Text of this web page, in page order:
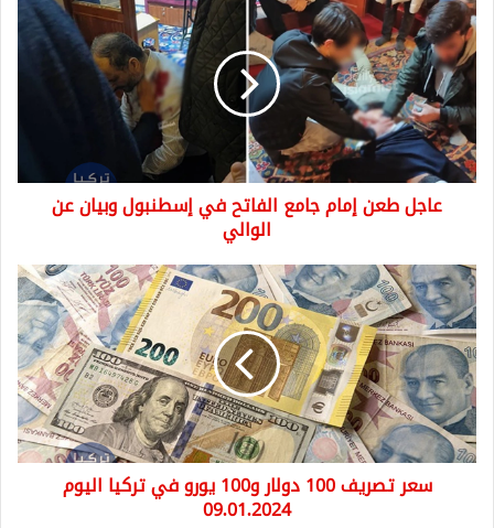
طعن
إمام
جامع
الفاتح
في
إسطنبول
وبيان
عن
الواليعاجل طعن إمام جامع الفاتح في إسطنبول وبيان عن
الوالي
سعر
تصريف
100
دولار
و100
يورو
في
تركيا
اليوم
09.01.2024
سعر تصريف 100 دولار و100 يورو في تركيا اليوم
09.01.2024